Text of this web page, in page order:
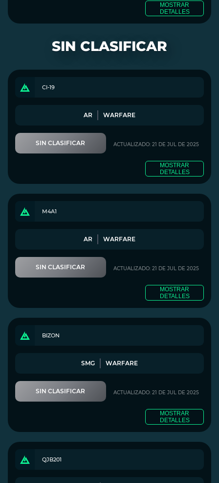
MOSTRAR
DETALLES
SIN CLASIFICAR
CI-19
AR WARFARE
SIN CLASIFICAR ACTUALIZADO: 21 DE JUL DE 2025
MOSTRAR
DETALLES
M4A1
AR WARFARE
SIN CLASIFICAR ACTUALIZADO: 21 DE JUL DE 2025
MOSTRAR
DETALLES
BIZON
SMG WARFARE
SIN CLASIFICAR ACTUALIZADO: 21 DE JUL DE 2025
MOSTRAR
DETALLES
QJB201